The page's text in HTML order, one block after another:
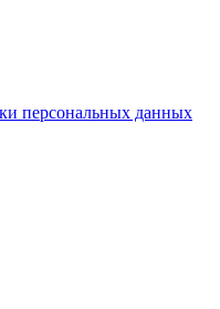
персональных данных